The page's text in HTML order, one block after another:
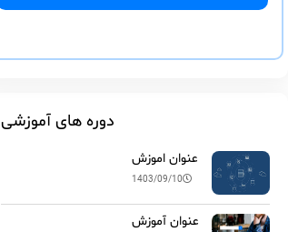
دوره های آموزشی
عنوان اموزش
1403/09/10
عنوان آموزش